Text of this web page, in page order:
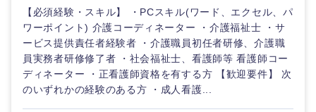
奈良県 和歌山県
【必須経験・スキル】 ・PCスキル(ワード、エクセル、パ
ワーポイント) 介護コーディネーター ・介護福祉士 ・サ
ービス提供責任者経験者 ・介護職員初任者研修、介護職
員実務者研修修了者 ・社会福祉士、看護師等 看護師コー
ディネーター ・正看護師資格を有する方 【歓迎要件】 次
のいずれかの経験のある方 ・成人看護...